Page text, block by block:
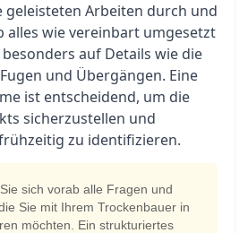
geleisteten Arbeiten durch und
alles wie vereinbart umgesetzt
auf Details wie die
und Übergängen. Eine
ist entscheidend, um die
sicherzustellen und
zu identifizieren.
sich vorab alle Fragen und
Sie mit Ihrem Trockenbauer in
möchten. Ein strukturiertes